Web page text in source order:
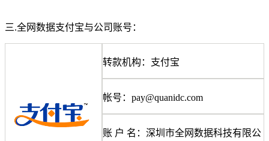
企业邮局
快照备份灵活多变
SSL证书
确保信息的安全性
三.全网数据支付宝与公司账号：
转款机构：支付宝
帐号：pay@quanidc.com
账 户 名：深圳市全网数据科技有限公